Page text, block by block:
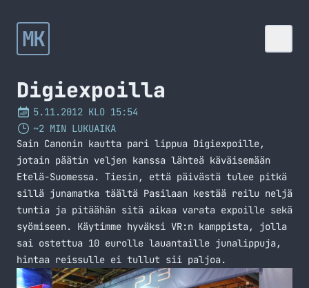
MK
Digiexpoilla
5.11.2012 KLO 15:54
~2 MIN LUKUAIKA
Sain Canonin kautta pari lippua Digiexpoille,
jotain päätin veljen kanssa lähteä käväisemään
Etelä-Suomessa. Tiesin, että päivästä tulee pitkä
sillä junamatka täältä Pasilaan kestää reilu neljä
tuntia ja pitäähän sitä aikaa varata expoille sekä
syömiseen. Käytimme hyväksi VR:n kamppista, jolla
sai ostettua 10 eurolle lauantaille junalippuja,
hintaa reissulle ei tullut sii paljoa.